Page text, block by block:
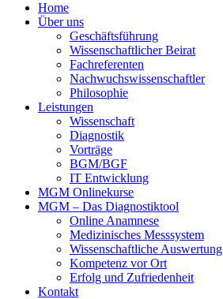
Home
Über uns
Geschäftsführung
Wissenschaftlicher Beirat
Fachreferenten
Nachwuchswissenschaftler
Philosophie
Leistungen
Wissenschaft
Diagnostik
Vorträge
BGM/BGF
IT Entwicklung
MGM Onlinekurse
MGM – Das Diagnostiktool
Online Anamnese
Medizinisches Messsystem
Wissenschaftliche Auswertung
Kompetenz vor Ort
Erfolg und Zufriedenheit
Kontakt